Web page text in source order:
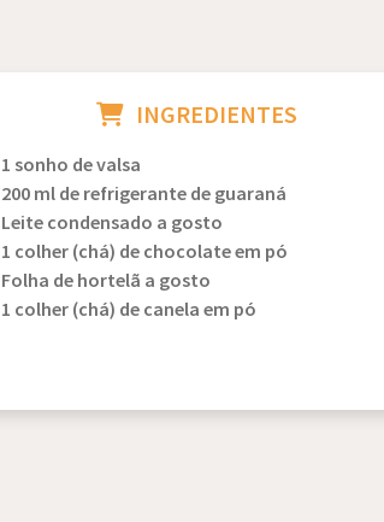
INGREDIENTES
1 sonho de valsa
200 ml de refrigerante de guaraná
Leite condensado a gosto
1 colher (chá) de chocolate em pó
Folha de hortelã a gosto
1 colher (chá) de canela em pó